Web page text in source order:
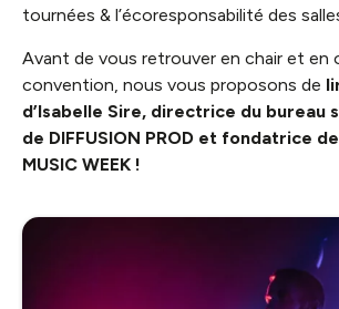
tournées & l’écoresponsabilité des
Avant de vous retrouver en chair et en
convention, nous vous proposons de
d’Isabelle Sire, directrice du bureau
de DIFFUSION PROD et fondatrice de
MUSIC WEEK !